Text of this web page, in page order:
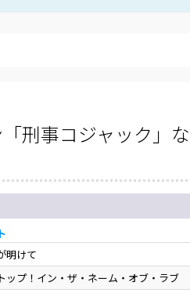
刑事コジャック」
明けて
ップ！イン・ザ・ネーム・オブ・ラブ